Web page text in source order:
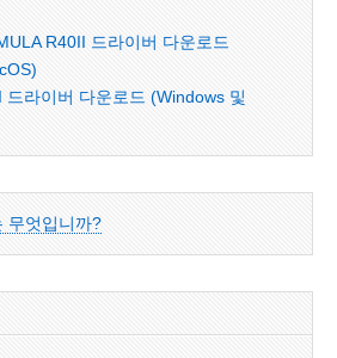
R40II 드라이버 다운로드
라이버 다운로드 (Windows 및
무엇입니까?